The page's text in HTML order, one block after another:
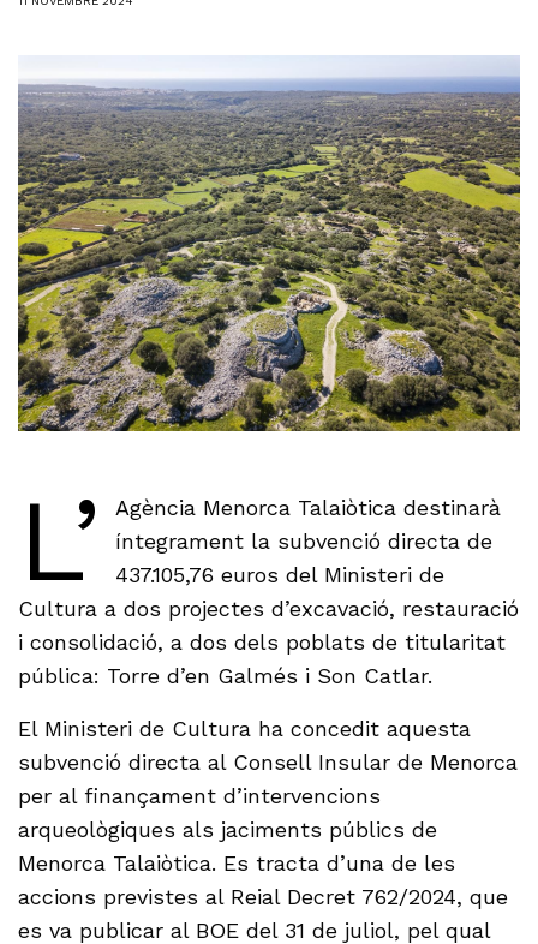
L’
Agència Menorca Talaiòtica destinarà
íntegrament la subvenció directa de
437.105,76 euros del Ministeri de
Cultura a dos projectes d’excavació, restauració
i consolidació, a dos dels poblats de titularitat
pública: Torre d’en Galmés i Son Catlar.
El Ministeri de Cultura ha concedit aquesta
subvenció directa al Consell Insular de Menorca
per al finançament d’intervencions
arqueològiques als jaciments públics de
Menorca Talaiòtica. Es tracta d’una de les
accions previstes al Reial Decret 762/2024, que
es va publicar al BOE del 31 de juliol, pel qual